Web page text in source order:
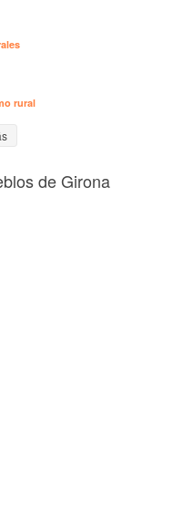
rural
de Girona